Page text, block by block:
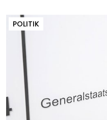
POLITIK